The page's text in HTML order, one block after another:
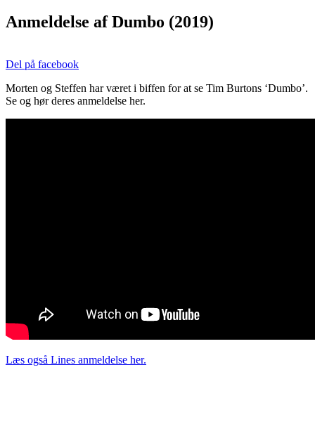
Anmeldelse af Dumbo (2019)
Del på facebook
Morten og Steffen har været i biffen for at se Tim Burtons ‘Dumbo’.
Se og hør deres anmeldelse her.
Læs også Lines anmeldelse her.